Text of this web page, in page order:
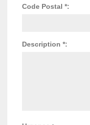
Code Postal *:
Description *: